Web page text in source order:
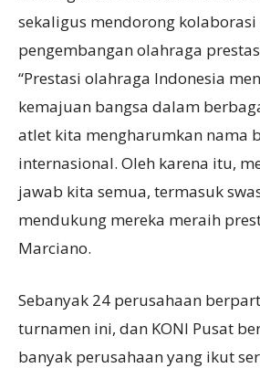
sekaligus mendorong
pengembangan olahraga
“Prestasi olahraga Indonesia
kemajuan bangsa dalam
atlet kita mengharumkan nama
internasional. Oleh karena itu,
jawab kita semua, termasuk
mendukung mereka meraih
Marciano.
Sebanyak 24 perusahaan
turnamen ini, dan KONI Pusat
banyak perusahaan yang ikut